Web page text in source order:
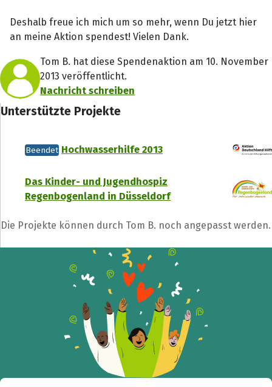
Deshalb freue ich mich um so mehr, wenn Du jetzt hier
an meine Aktion spendest! Vielen Dank.
Tom B. hat diese Spendenaktion am 10. November
2013 veröffentlicht.
Nachricht schreiben
Unterstützte Projekte
Beendet Hochwasserhilfe 2013
Das Kinder- und Jugendhospiz
Regenbogenland in Düsseldorf
Die Projekte können durch Tom B. noch angepasst werden.